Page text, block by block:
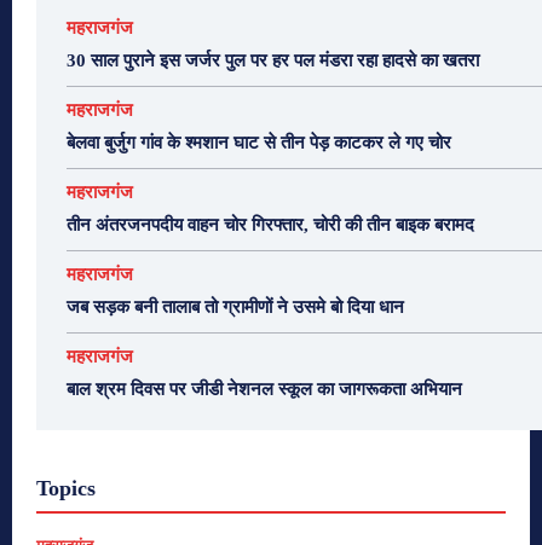
महराजगंज
30 साल पुराने इस जर्जर पुल पर हर पल मंडरा रहा हादसे का खतरा
महराजगंज
बेलवा बुर्जुग गांव के श्मशान घाट से तीन पेड़ काटकर ले गए चोर
महराजगंज
तीन अंतरजनपदीय वाहन चोर गिरफ्तार, चोरी की तीन बाइक बरामद
महराजगंज
जब सड़क बनी तालाब तो ग्रामीणों ने उसमे बो दिया धान
महराजगंज
बाल श्रम दिवस पर जीडी नेशनल स्कूल का जागरूकता अभियान
Topics